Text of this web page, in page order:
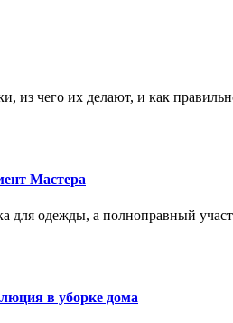
из чего их делают, и как
Мастера
для одежды, а полноправный
в уборке дома